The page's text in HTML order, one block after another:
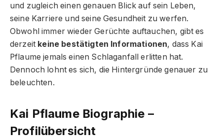
und zugleich einen genauen Blick auf sein Leben,
seine Karriere und seine Gesundheit zu werfen.
Obwohl immer wieder Gerüchte auftauchen, gibt es
derzeit keine bestätigten Informationen, dass Kai
Pflaume jemals einen Schlaganfall erlitten hat.
Dennoch lohnt es sich, die Hintergründe genauer zu
beleuchten.
Kai Pflaume Biographie –
Profilübersicht